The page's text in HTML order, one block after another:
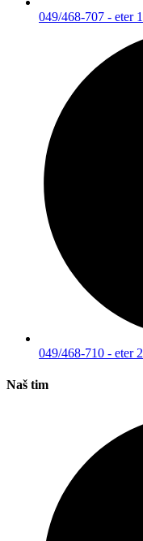
049/468-707 - eter 1
049/468-710 - eter 2
Naš tim